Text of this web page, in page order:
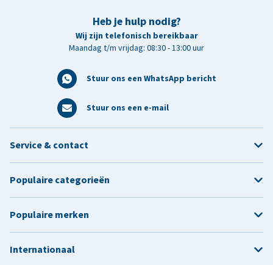
klantenservice
Heb je hulp nodig?
Wij zijn telefonisch bereikbaar
Maandag t/m vrijdag: 08:30 - 13:00 uur
Stuur ons een WhatsApp bericht
Stuur ons een e-mail
Service & contact
Populaire categorieën
Populaire merken
Internationaal